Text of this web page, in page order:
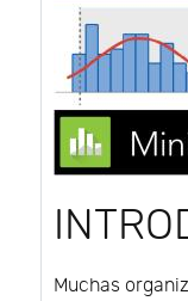
Muchas